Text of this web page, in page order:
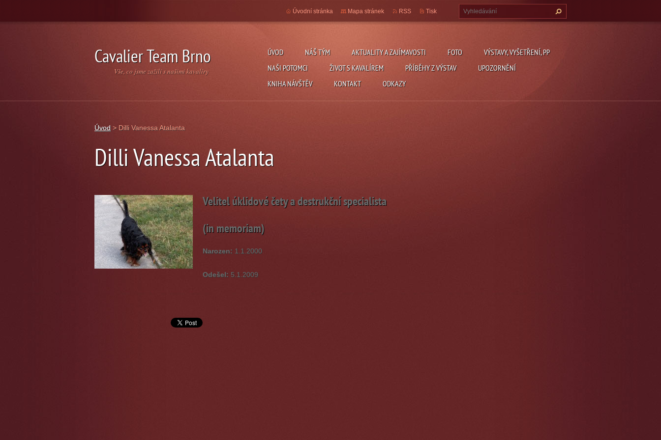
Cavalier Team Brno
Vše, co jsme zažili s našimi kavalíry
ÚVOD NÁŠ TÝM AKTUALITY A ZAJÍMAVOSTI FOTO
VÝSTAVY, VYŠETŘENÍ, PP
NAŠI POTOMCI
ŽIVOT S KAVALÍREM PŘÍBĚHY Z VÝSTAV
UPOZORNĚNÍ
KNIHA NÁVŠTĚV
KONTAKT ODKAZY
Úvodní stránka Mapa stránek RSS Tisk
Úvod > Dilli Vanessa Atalanta
Dilli Vanessa Atalanta
Velitel úklidové čety a destrukční specialista
(in memoriam)
Narozen: 1.1.2000
Odešel: 5.1.2009